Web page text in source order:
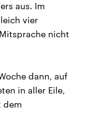
aus. Im
vier
nicht
dann, auf
in aller Eile,
dem